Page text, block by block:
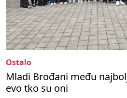
Ostalo
Mladi Brođani među
evo tko su oni